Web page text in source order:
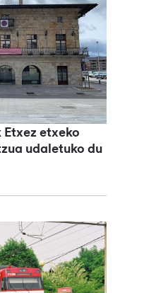
etxeko
udaletuko du